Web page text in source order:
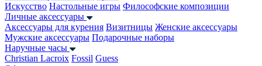
Искусство Настольные игры Философские композиции
Личные аксессуары
Аксессуары для курения Визитницы Женские аксессуары
Мужские аксессуары Подарочные наборы
Наручные часы
Christian Lacroix Fossil Guess